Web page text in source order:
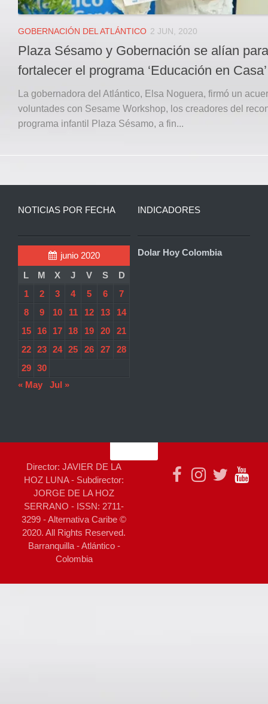
GOBERNACIÓN DEL ATLÁNTICO 2 JUN, 2020
Plaza Sésamo y Gobernación se alían para
fortalecer el programa ‘Educación en Casa’
La gobernadora del Atlántico, Elsa Noguera, firmó un
voluntades con Sesame Workshop, los creadores del
programa infantil Plaza Sésamo, a fin...
NOTICIAS POR FECHA
junio 2020
L
M X J V S
D
1
2 3 4 5 6
7
8
9 10 11 12 13
14
15
16 17 18 19 20
21
22
23 24 25 26 27
28
29
30
« May
Jul »
INDICADORES
Dolar Hoy Colombia
Director: JAVIER DE LA
HOZ LUNA - Subdirector:
JORGE DE LA HOZ
SERRANO - ISSN: 2711-
3299 - Alternativa Caribe ©
2020. All Rights Reserved.
Barranquilla - Atlántico -
Colombia